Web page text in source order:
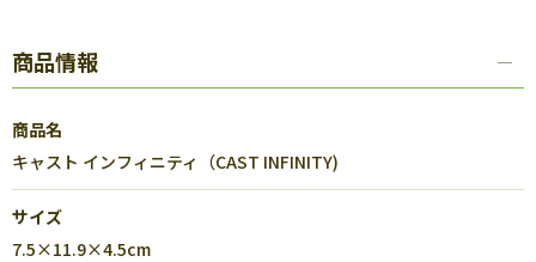
商品情報
商品名
キャスト インフィニティ（CAST INFINITY)
サイズ
7.5×11.9×4.5cm